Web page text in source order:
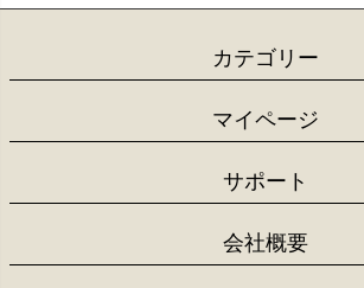
カテゴリー
マイページ
サポート
会社概要